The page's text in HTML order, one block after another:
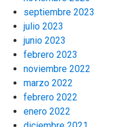
septiembre 2023
julio 2023
junio 2023
febrero 2023
noviembre 2022
marzo 2022
febrero 2022
enero 2022